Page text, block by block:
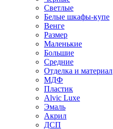
Светлые
Белые шкафы-купе
Венге
Размер
Маленькие
Большие
Средние
Отделка и материал
МДФ
Пластик
Alvic Luxe
Эмаль
Акрил
ДСП